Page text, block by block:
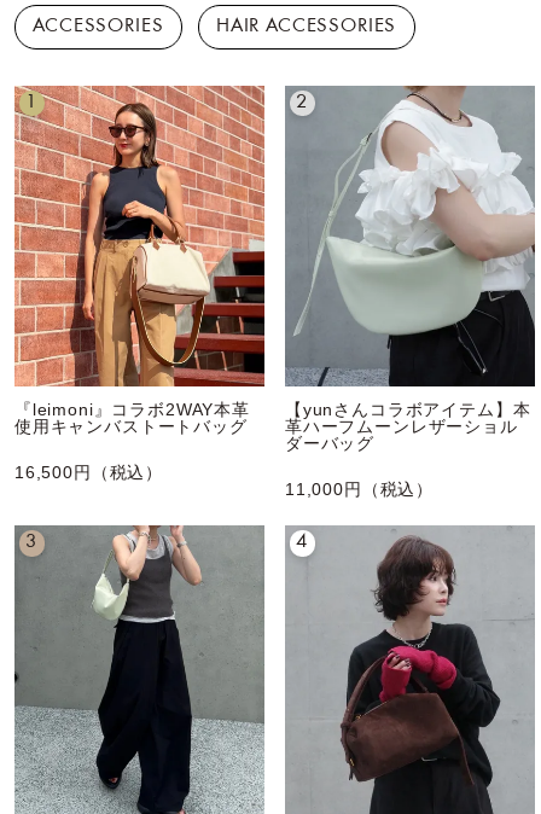
ACCESSORIES HAIR ACCESSORIES
1
『leimoni』コラボ2WAY本革
使用キャンバストートバッグ
16,500円（税込）
2
【yunさんコラボアイテム】本
革ハーフムーンレザーショル
ダーバッグ
11,000円（税込）
3 4